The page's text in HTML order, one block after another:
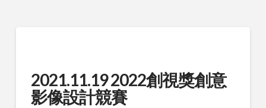
2021.11.19 2022創視獎創意
影像設計競賽